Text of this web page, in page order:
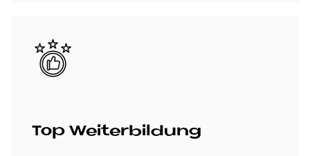
Bild
Top Wei­ter­bil­dung